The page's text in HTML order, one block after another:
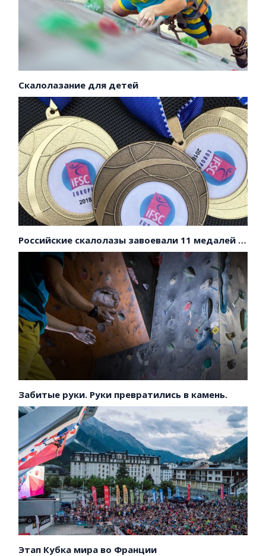
Скалолазание для детей
Российские скалолазы завоевали 11 медалей на первенстве Европы!
Забитые руки. Руки превратились в камень.
Этап Кубка мира во Франции